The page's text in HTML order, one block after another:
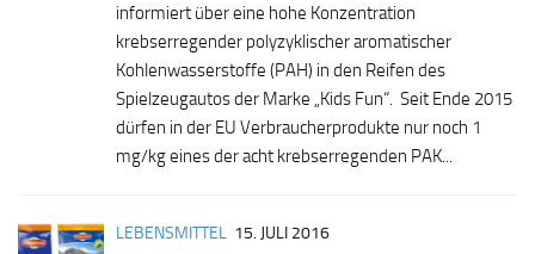
informiert über eine hohe Konzentration
krebserregender polyzyklischer aromatischer
Kohlenwasserstoffe (PAH) in den Reifen des
Spielzeugautos der Marke „Kids Fun“. Seit Ende 2015
dürfen in der EU Verbraucherprodukte nur noch 1
mg/kg eines der acht krebserregenden PAK...
LEBENSMITTEL 15. JULI 2016